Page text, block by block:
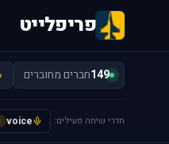
פריפלייט
149חברים מחוברים
חדרי שיחה פעילים: voice